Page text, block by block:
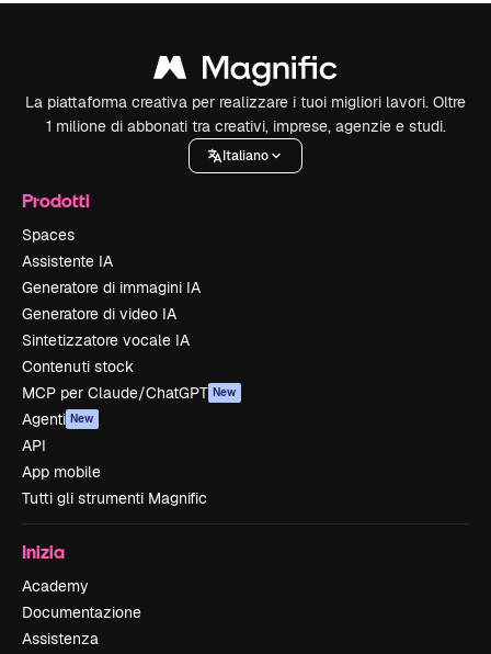
La piattaforma creativa per realizzare i tuoi migliori lavori. Oltre
1 milione di abbonati tra creativi, imprese, agenzie e studi.
Italiano
Prodotti
Spaces
Assistente IA
Generatore di immagini IA
Generatore di video IA
Sintetizzatore vocale IA
Contenuti stock
MCP per Claude/ChatGPT New
Agenti New
API
App mobile
Tutti gli strumenti Magnific
Inizia
Academy
Documentazione
Assistenza